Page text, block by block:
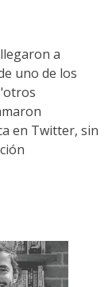
a
uno de los
en Twitter, sin